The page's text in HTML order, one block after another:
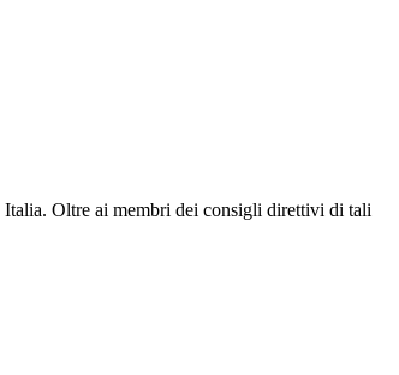
Italia. Oltre ai membri dei consigli direttivi di tali